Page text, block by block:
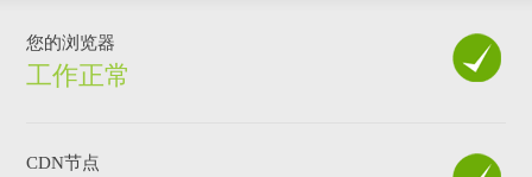
您的浏览器
工作正常
CDN节点